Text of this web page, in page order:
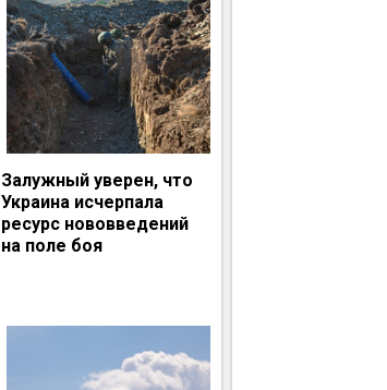
Залужный уверен, что
Украина исчерпала
ресурс нововведений
на поле боя